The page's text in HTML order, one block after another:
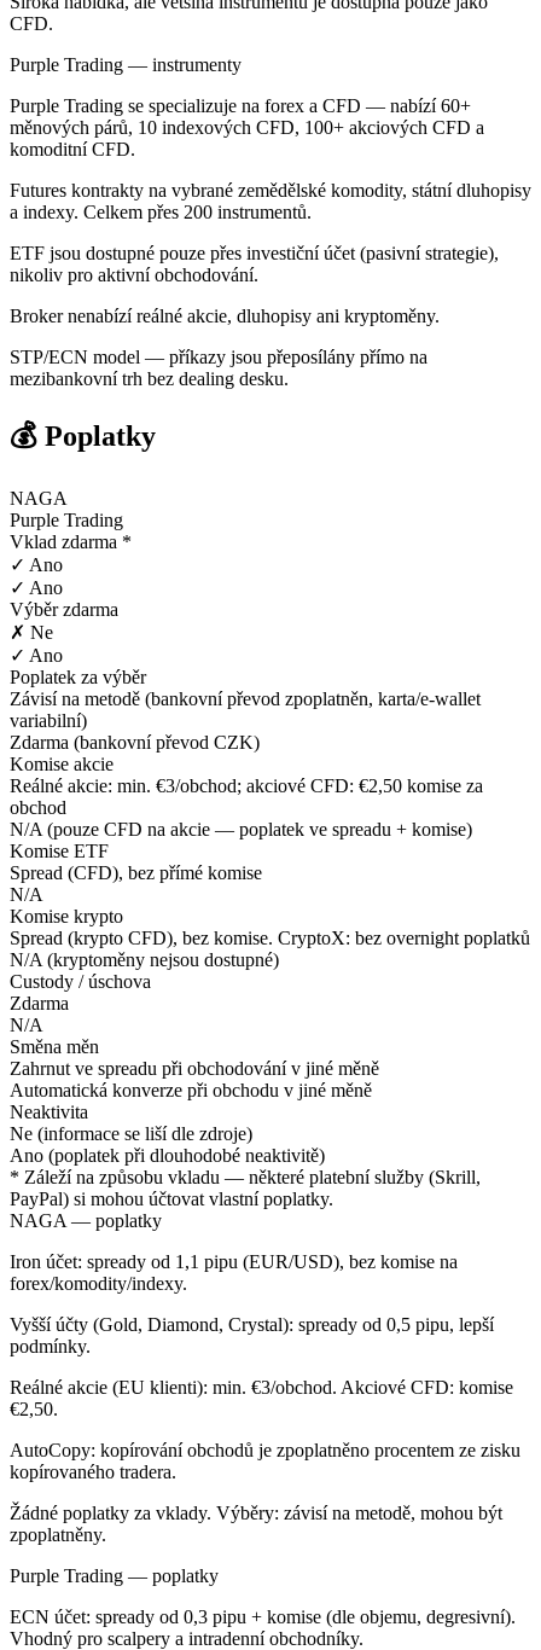
CFD.
Purple Trading — instrumenty
Purple Trading se specializuje na forex a CFD — nabízí 60+
měnových párů, 10 indexových CFD, 100+ akciových CFD a
komoditní CFD.
Futures kontrakty na vybrané zemědělské komodity, státní dluhopisy
a indexy. Celkem přes 200 instrumentů.
ETF jsou dostupné pouze přes investiční účet (pasivní strategie),
nikoliv pro aktivní obchodování.
Broker nenabízí reálné akcie, dluhopisy ani kryptoměny.
STP/ECN model — příkazy jsou přeposílány přímo na
mezibankovní trh bez dealing desku.
💰 Poplatky
NAGA
Purple Trading
Vklad zdarma *
✓ Ano
✓ Ano
Výběr zdarma
✗ Ne
✓ Ano
Poplatek za výběr
Závisí na metodě (bankovní převod zpoplatněn, karta/e-wallet
variabilní)
Zdarma (bankovní převod CZK)
Komise akcie
Reálné akcie: min. €3/obchod; akciové CFD: €2,50 komise za
obchod
N/A (pouze CFD na akcie — poplatek ve spreadu + komise)
Komise ETF
Spread (CFD), bez přímé komise
N/A
Komise krypto
Spread (krypto CFD), bez komise. CryptoX: bez overnight poplatků
N/A (kryptoměny nejsou dostupné)
Custody / úschova
Zdarma
N/A
Směna měn
Zahrnut ve spreadu při obchodování v jiné měně
Automatická konverze při obchodu v jiné měně
Neaktivita
Ne (informace se liší dle zdroje)
Ano (poplatek při dlouhodobé neaktivitě)
* Záleží na způsobu vkladu — některé platební služby (Skrill,
PayPal) si mohou účtovat vlastní poplatky.
NAGA — poplatky
Iron účet: spready od 1,1 pipu (EUR/USD), bez komise na
forex/komodity/indexy.
Vyšší účty (Gold, Diamond, Crystal): spready od 0,5 pipu, lepší
podmínky.
Reálné akcie (EU klienti): min. €3/obchod. Akciové CFD: komise
€2,50.
AutoCopy: kopírování obchodů je zpoplatněno procentem ze zisku
kopírovaného tradera.
Žádné poplatky za vklady. Výběry: závisí na metodě, mohou být
zpoplatněny.
Purple Trading — poplatky
ECN účet: spready od 0,3 pipu + komise (dle objemu, degresivní).
Vhodný pro scalpery a intradenní obchodníky.